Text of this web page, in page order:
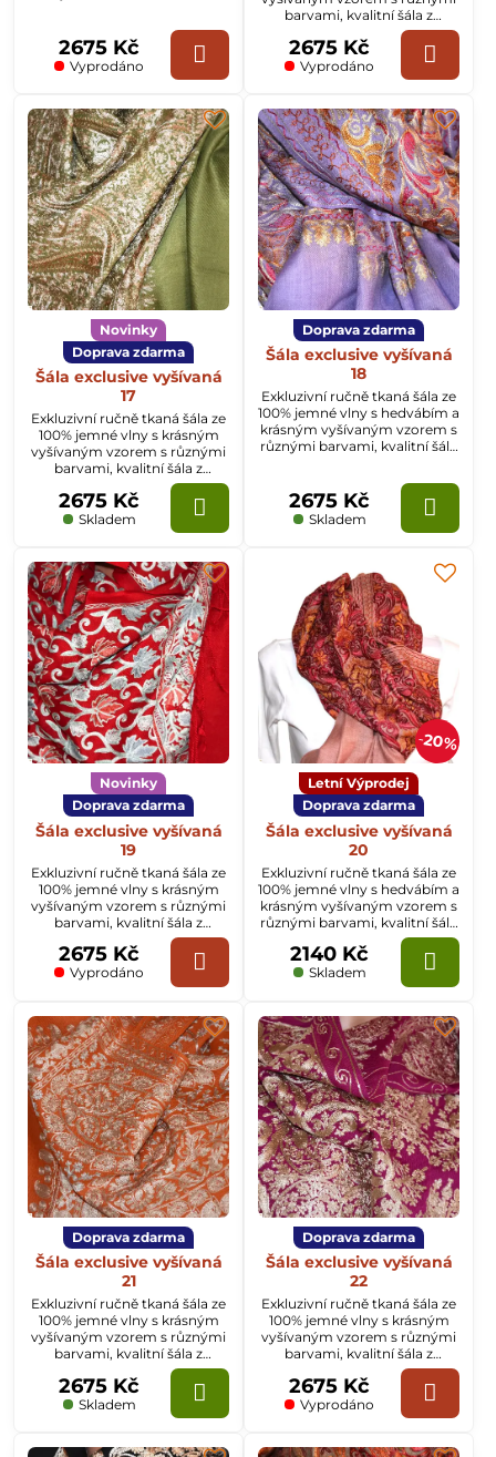
Vyprodáno
2675 Kč
barvami, kvalitní šála z
Kašmíru o rozměru
70x200cm.
Vyprodáno
2675 Kč
Novinky
Doprava zdarma
Šála exclusive vyšívaná
17
Exkluzivní ručně tkaná šála ze
100% jemné vlny s krásným
vyšívaným vzorem s různými
barvami, kvalitní šála z
Kašmíru o rozměru
70x200cm.
Skladem
2675 Kč
Doprava zdarma
Šála exclusive vyšívaná
18
Exkluzivní ručně tkaná šála ze
100% jemné vlny s hedvábím a
krásným vyšívaným vzorem s
různými barvami, kvalitní šála
Skladem
2675 Kč
Novinky
Doprava zdarma
Šála exclusive vyšívaná
19
Exkluzivní ručně tkaná šála ze
100% jemné vlny s krásným
vyšívaným vzorem s různými
barvami, kvalitní šála z
Kašmíru o rozměru
70x200cm.
Vyprodáno
2675 Kč
20%
Letní Výprodej
Doprava zdarma
Šála exclusive vyšívaná
20
Exkluzivní ručně tkaná šála ze
100% jemné vlny s hedvábím a
krásným vyšívaným vzorem s
různými barvami, kvalitní šála
z Kašmíru o rozměru
70x200cm.
Skladem
2140 Kč
Doprava zdarma
Šála exclusive vyšívaná
21
Exkluzivní ručně tkaná šála ze
100% jemné vlny s krásným
vyšívaným vzorem s různými
barvami, kvalitní šála z
Kašmíru o rozměru
70x200cm.
Skladem
2675 Kč
Doprava zdarma
Šála exclusive vyšívaná
22
Exkluzivní ručně tkaná šála ze
100% jemné vlny s krásným
vyšívaným vzorem s různými
barvami, kvalitní šála z
Kašmíru o rozměru
70x200cm.
Vyprodáno
2675 Kč